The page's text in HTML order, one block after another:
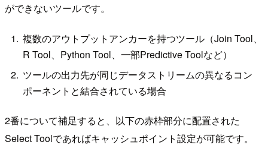
ができないツールです。
複数のアウトプットアンカーを持つツール（Join Tool、
R Tool、Python Tool、一部Predictive Toolなど）
ツールの出力先が同じデータストリームの異なるコン
ポーネントと結合されている場合
2番について補足すると、以下の赤枠部分に配置された
Select Toolであればキャッシュポイント設定が可能です。